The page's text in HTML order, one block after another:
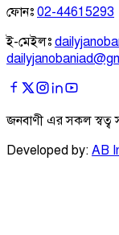
ফোনঃ 02-44615293
ই-মেইলঃ
জনবাণী এর সকল স্বত্ব
Developed by: AB